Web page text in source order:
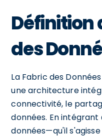
Définition
des
La Fabric des
une architecture
connectivité, le
données. En
données—qu'il